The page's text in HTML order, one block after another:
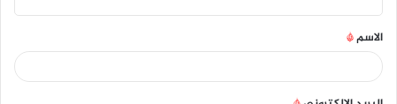
ق
*
الاسم*